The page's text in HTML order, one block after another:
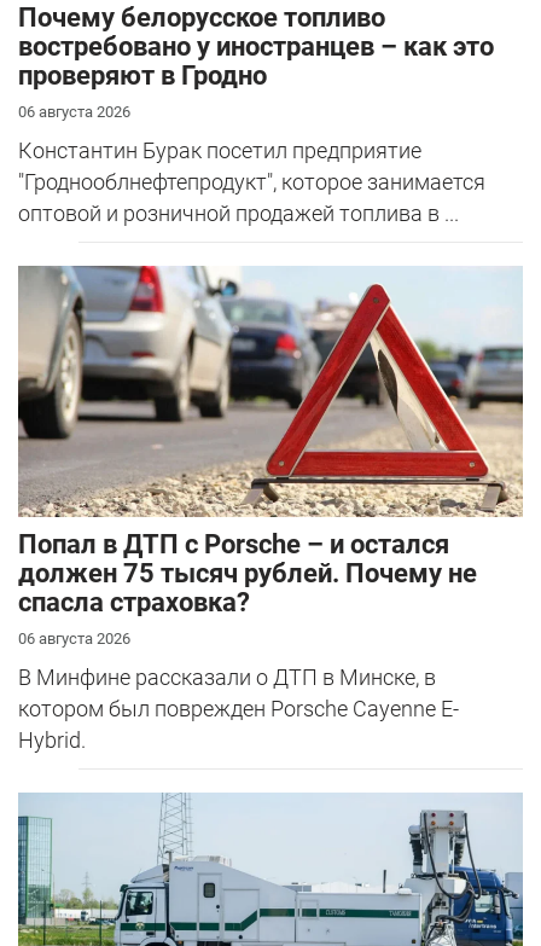
Почему белорусское топливо
востребовано у иностранцев – как это
проверяют в Гродно
06 августа 2026
Константин Бурак посетил предприятие
"Гроднооблнефтепродукт", которое занимается
оптовой и розничной продажей топлива в ...
​Попал в ДТП с Porsche – и остался
должен 75 тысяч рублей. Почему не
спасла страховка?
06 августа 2026
В Минфине рассказали о ДТП в Минске, в
котором был поврежден Porsche Cayenne E-
Hybrid.